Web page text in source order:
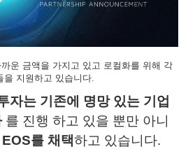
운 금액을 가지고 있고 로컬화를 위해 각
을 지원하고 있습니다.
자는 기존에 명망 있는 기업
를 진행 하고 있을 뿐만 아니
EOS를 채택하고 있습니다.